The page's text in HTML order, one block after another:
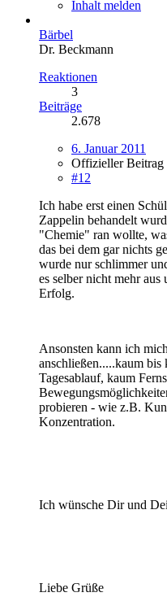
Inhalt melden
Bärbel
Dr. Beckmann
Reaktionen
3
Beiträge
2.678
6. Januar 2011
Offizieller Beitrag
#12
Ich habe erst einen
Zappelin behandelt
"Chemie" ran wollte,
das bei dem gar nichts
wurde nur schlimmer
es selber nicht mehr
Erfolg.
Ansonsten kann ich
anschließen.....kaum bis
Tagesablauf, kaum
probieren - wie z.B.
Konzentration.
Ich wünsche Dir und
Liebe Grüße